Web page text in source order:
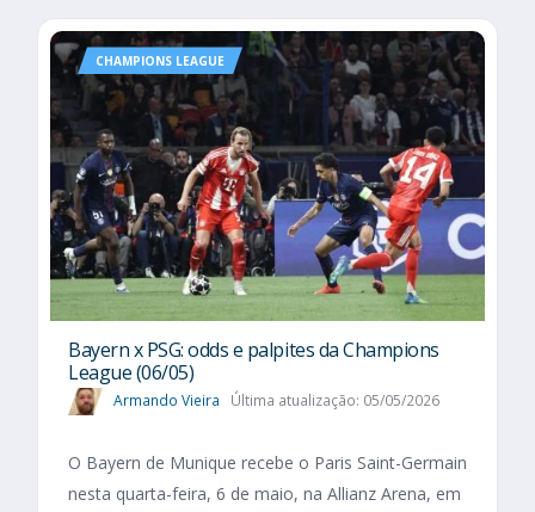
CHAMPIONS LEAGUE
Bayern x PSG: odds e palpites da Champions
League (06/05)
Armando Vieira Última atualização: 05/05/2026
O Bayern de Munique recebe o Paris Saint-Germain
nesta quarta-feira, 6 de maio, na Allianz Arena, em